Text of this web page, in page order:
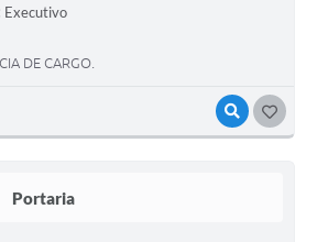
VISUALIZAR
Executivo
DE CARGO.
Portaria